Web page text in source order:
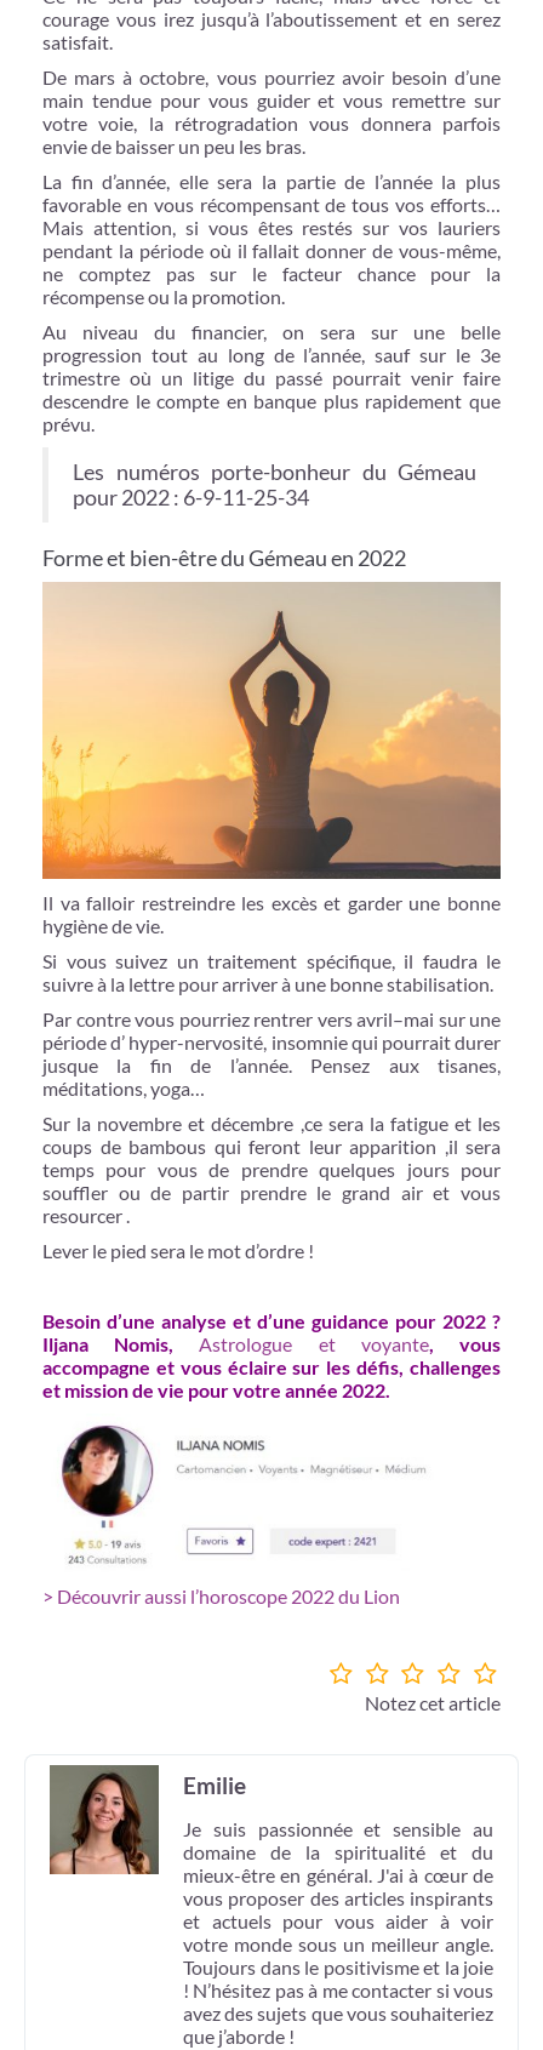
courage vous irez jusqu’à l’aboutissement et en serez
satisfait.
De mars à octobre, vous pourriez avoir besoin d’une
main tendue pour vous guider et vous remettre sur
votre voie, la rétrogradation vous donnera parfois
envie de baisser un peu les bras.
La fin d’année, elle sera la partie de l’année la plus
favorable en vous récompensant de tous vos efforts…
Mais attention, si vous êtes restés sur vos lauriers
pendant la période où il fallait donner de vous-même,
ne comptez pas sur le facteur chance pour la
récompense ou la promotion.
Au niveau du financier, on sera sur une belle
progression tout au long de l’année, sauf sur le 3e
trimestre où un litige du passé pourrait venir faire
descendre le compte en banque plus rapidement que
prévu.
Les numéros porte-bonheur du Gémeau
pour 2022 : 6-9-11-25-34
Forme et bien-être du Gémeau en 2022
Il va falloir restreindre les excès et garder une bonne
hygiène de vie.
Si vous suivez un traitement spécifique, il faudra le
suivre à la lettre pour arriver à une bonne stabilisation.
Par contre vous pourriez rentrer vers avril–mai sur une
période d’ hyper-nervosité, insomnie qui pourrait durer
jusque la fin de l’année. Pensez aux tisanes,
méditations, yoga…
Sur la novembre et décembre ,ce sera la fatigue et les
coups de bambous qui feront leur apparition ,il sera
temps pour vous de prendre quelques jours pour
souffler ou de partir prendre le grand air et vous
resourcer .
Lever le pied sera le mot d’ordre !
Besoin d’une analyse et d’une guidance pour 2022 ?
Iljana Nomis,Astrologue et voyante, vous
accompagne et vous éclaire sur les défis, challenges
et mission de vie pour votre année 2022.
> Découvrir aussi l’horoscope 2022 du Lion
Notez cet article
Emilie
Je suis passionnée et sensible au
domaine de la spiritualité et du
mieux-être en général. J'ai à cœur de
vous proposer des articles inspirants
et actuels pour vous aider à voir
votre monde sous un meilleur angle.
Toujours dans le positivisme et la joie
! N’hésitez pas à me contacter si vous
avez des sujets que vous souhaiteriez
que j’aborde !